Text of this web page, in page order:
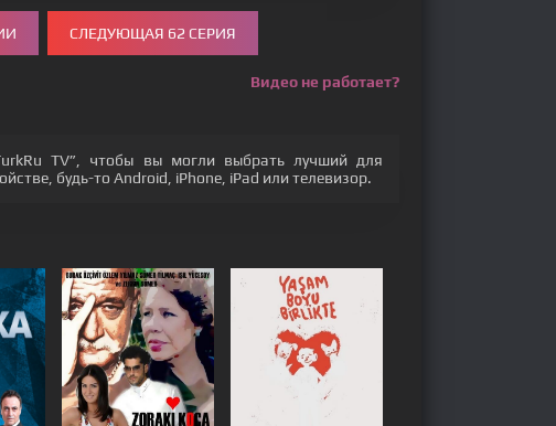
СЛЕДУЮЩАЯ 62 СЕРИЯ
Видео не работает?
TV”, чтобы вы могли выбрать лучший для
будь-то Android, iPhone, iPad или телевизор.